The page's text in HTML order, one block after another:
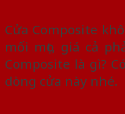
Cửa Composite
mối mọt, giá cả
Composite là gì?
dòng cửa này nhé.